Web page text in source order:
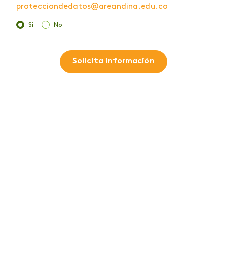
protecciondedatos@areandina.edu.co
Si No
Solicita información